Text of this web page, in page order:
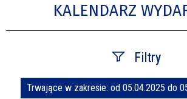
KALENDARZ
Filtry
Szukana fraza
Trwające w zakresie: od 05.04.2025 do